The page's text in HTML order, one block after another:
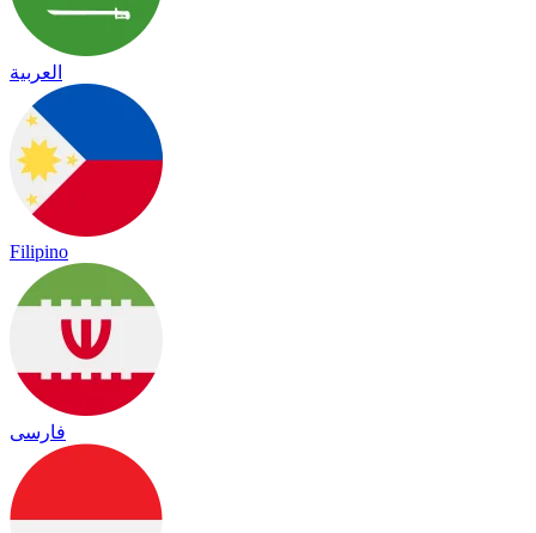
العربية
Filipino
فارسی